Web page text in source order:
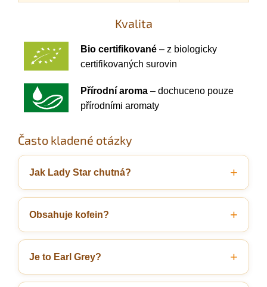
Kvalita
Bio certifikované – z biologicky
certifikovaných surovin
Přírodní aroma – dochuceno pouze
přírodními aromaty
Často kladené otázky
Jak Lady Star chutná?
Obsahuje kofein?
Je to Earl Grey?